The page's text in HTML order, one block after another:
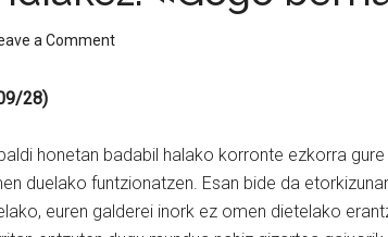
a Comment
28)
honetan badabil halako korronte ezkorra
duelako funtzionatzen. Esan bide da
euren galderei inork ez omen dietelako